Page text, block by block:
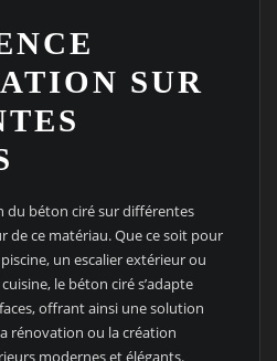
SUR
du béton ciré sur différentes
de ce matériau. Que ce soit pour
un escalier extérieur ou
le béton ciré s’adapte
offrant ainsi une solution
rénovation ou la création
modernes et élégants.